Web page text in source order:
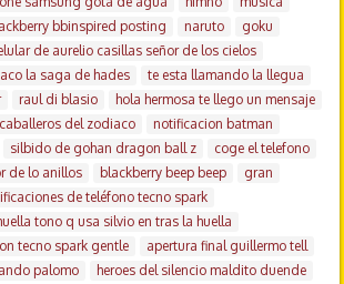
bbinspired posting
naruto
goku
de aurelio casillas señor de los cielos
la saga de hades
te esta llamando la llegua
raul di blasio
hola hermosa te llego un mensaje
del zodiaco
notificacion batman
silbido de gohan dragon ball z
coge el telefono
de lo anillos blackberry beep beep
gran
de teléfono tecno spark
tono q usa silvio en tras la huella
tecno spark gentle
apertura final guillermo tell
palomo
heroes del silencio maldito duende